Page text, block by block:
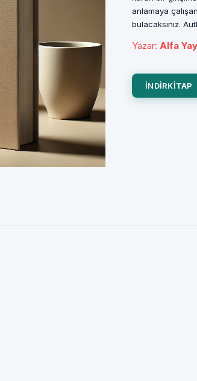
anlamaya
bulacaksınız.
Yazar: Alfa
INDIRKITAP